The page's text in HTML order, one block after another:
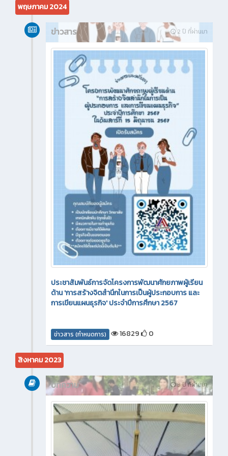
พฤษภาคม 2024
2 ปี ที่ผ่านมา
ข่าวสาร
ประชาสัมพันธ์การจัดโครงการพัฒนาศักยภาพผู้เรียน
ด้าน 'การสร้างจิตสำนึกในการเป็นผู้ประกอบการ และ
การเขียนแผนธุรกิจ' ประจำปีการศึกษา 2567
ข่าวสาร (กำหนดการ) 16829 0
สิงหาคม 2023
3 ปี ที่ผ่านมา
บทความ